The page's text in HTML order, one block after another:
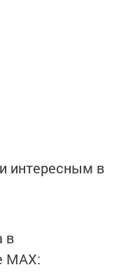
интересным в
в
MАХ: